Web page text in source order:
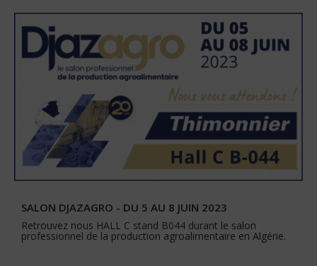
SALON DJAZAGRO - DU 5 AU 8 JUIN 2023
Retrouvez nous HALL C stand B044 durant le salon
professionnel de la production agroalimentaire en Algérie.